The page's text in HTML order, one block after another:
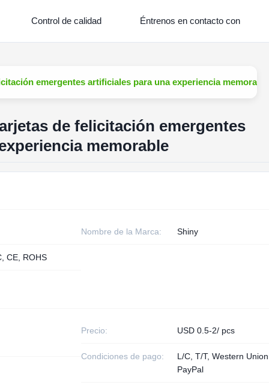
Control de calidad Éntrenos en contacto con
emergentes artificiales para una experiencia memorable
de felicitación emergentes
memorable
Nombre de la Marca: Shiny
CE, ROHS
Precio: USD 0.5-2/ pcs
Condiciones de pago:
L/C, T/T, Western
PayPal